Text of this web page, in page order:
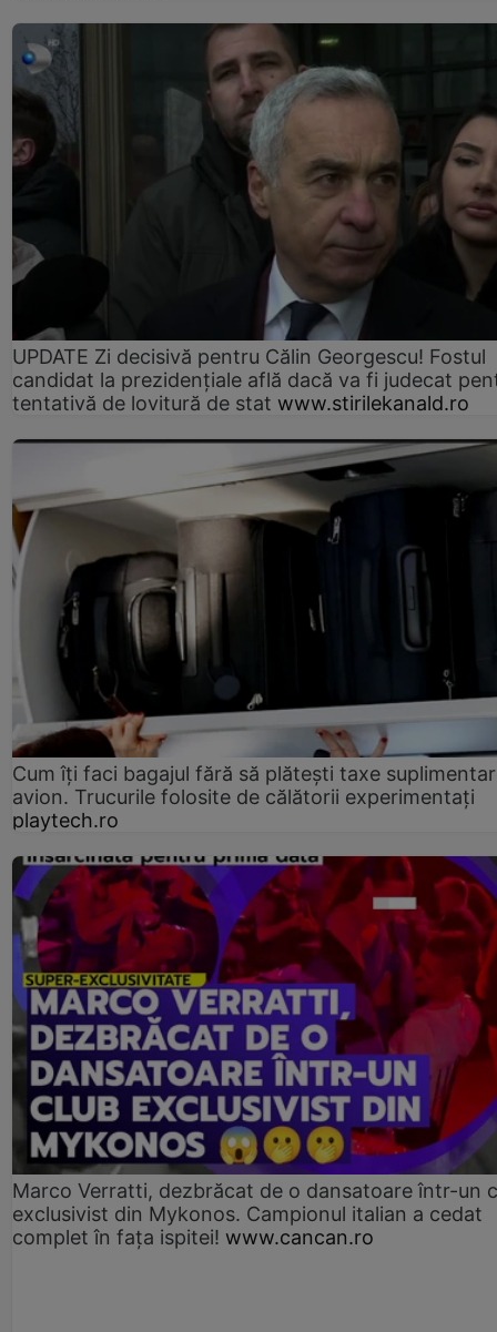
UPDATE Zi decisivă pentru Călin Georgescu! Fostul
candidat la prezidențiale află dacă va fi judecat
tentativă de lovitură de stat www.stirilekanald.ro
Cum îți faci bagajul fără să plătești taxe
avion. Trucurile folosite de călătorii experimentați
playtech.ro
Marco Verratti, dezbrăcat de o dansatoare într-un
exclusivist din Mykonos. Campionul italian a cedat
complet în fața ispitei! www.cancan.ro